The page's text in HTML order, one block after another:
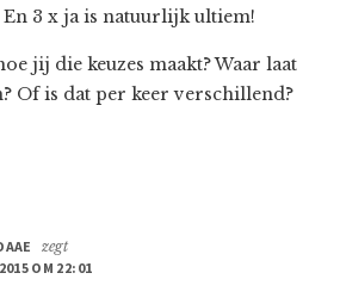
En 3 x ja is natuurlijk ultiem!
jij die keuzes maakt? Waar laat
Of is dat per keer verschillend?
zegt
OM 22:01